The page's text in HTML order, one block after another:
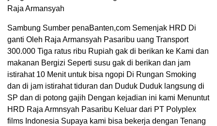
Raja Armansyah
Sambung Sumber penaBanten,com Semenjak HRD Di
ganti Oleh Raja Armansyah Pasaribu uang Transport
300.000 Tiga ratus ribu Rupiah gak di berikan ke Kami dan
makanan Bergizi Seperti susu gak di berikan dan jam
istirahat 10 Menit untuk bisa ngopi Di Rungan Smoking
dan di jam istirahat tiduran dan Duduk Duduk langsung di
SP dan di potong gajih Dengan kejadian ini kami Menuntut
HRD Raja Armnsyah Pasaribu Keluar dari PT Polyplex
films Indonesia Supaya kami bisa bekerja dengan Tenang